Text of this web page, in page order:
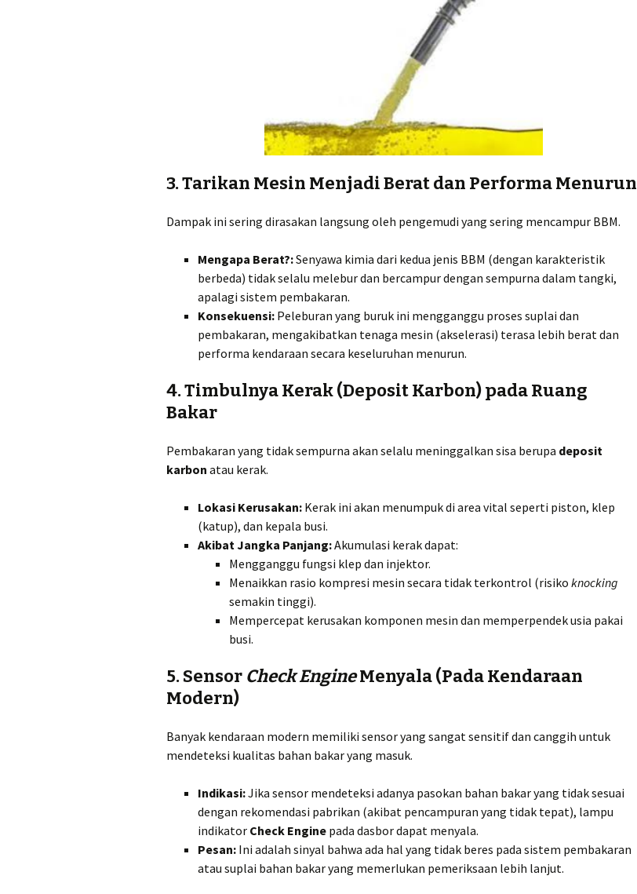
3. Tarikan Mesin Menjadi Berat dan Performa Menurun
Dampak ini sering dirasakan langsung oleh pengemudi yang sering mencampur BBM.
Mengapa Berat?:Senyawa kimia dari kedua jenis BBM (dengan karakteristik
berbeda) tidak selalu melebur dan bercampur dengan sempurna dalam tangki,
apalagi sistem pembakaran.
Konsekuensi: Peleburan yang buruk ini mengganggu proses suplai dan
pembakaran, mengakibatkan tenaga mesin (akselerasi) terasa lebih berat dan
performa kendaraan secara keseluruhan menurun.
4. Timbulnya Kerak (Deposit Karbon) pada Ruang
Bakar
Pembakaran yang tidak sempurna akan selalu meninggalkan sisa berupa deposit
karbon atau kerak.
Lokasi Kerusakan: Kerak ini akan menumpuk di area vital seperti piston, klep
(katup), dan kepala busi.
Akibat Jangka Panjang:Akumulasi kerak dapat:
Mengganggu fungsi klep dan injektor.
Menaikkan rasio kompresi mesin secara tidak terkontrol (risiko knocking
semakin tinggi).
Mempercepat kerusakan komponen mesin dan memperpendek usia pakai
busi.
5. Sensor Check EngineMenyala (Pada Kendaraan
Modern)
Banyak kendaraan modern memiliki sensor yang sangat sensitif dan canggih untuk
mendeteksi kualitas bahan bakar yang masuk.
Indikasi:Jika sensor mendeteksi adanya pasokan bahan bakar yang tidak sesuai
dengan rekomendasi pabrikan (akibat pencampuran yang tidak tepat), lampu
indikator Check Engine pada dasbor dapat menyala.
Pesan: Ini adalah sinyal bahwa ada hal yang tidak beres pada sistem pembakaran
atau suplai bahan bakar yang memerlukan pemeriksaan lebih lanjut.